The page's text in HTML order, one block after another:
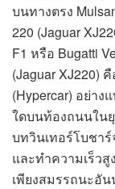
บนทางตรง
220 (Jaguar
F1 หรือ Bugatti
(Jaguar XJ220)
(Hypercar) อย่าง
ใดบนท้องถนนใน
บทวินเทอร์โบชา
และทำความเร็ว
เพียงสมรรถนะอั